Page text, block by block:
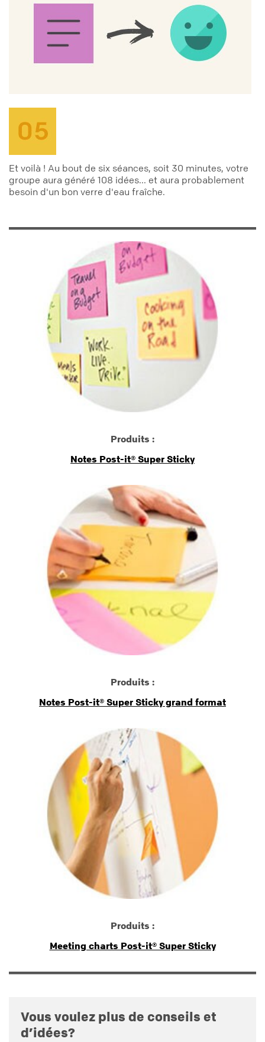
Et voilà ! Au bout de six séances, soit 30 minutes, votre
groupe aura généré 108 idées... et aura probablement
besoin d'un bon verre d'eau fraîche.
Produits :
Notes Post-it® Super Sticky
Produits :
Notes Post-it® Super Sticky grand format
Produits :
Meeting charts Post-it® Super Sticky
Vous voulez plus de conseils et
d’idées?